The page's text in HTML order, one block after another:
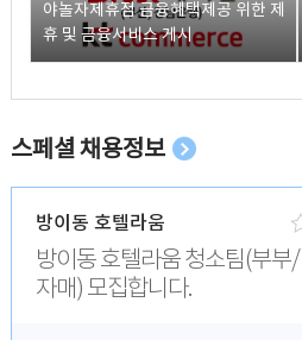
야놀자제휴점 금융혜택제공 위한 제
휴 및 금융서비스 게시
스페셜 채용정보
방이동 호텔라움
방이동 호텔라움 청소팀(부부/
자매) 모집합니다.